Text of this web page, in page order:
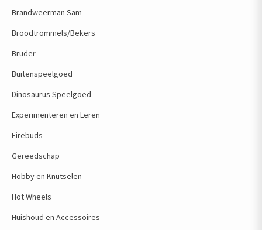
Brandweerman Sam
Broodtrommels/Bekers
Bruder
Buitenspeelgoed
Dinosaurus Speelgoed
Experimenteren en Leren
Firebuds
Gereedschap
Hobby en Knutselen
Hot Wheels
Huishoud en Accessoires